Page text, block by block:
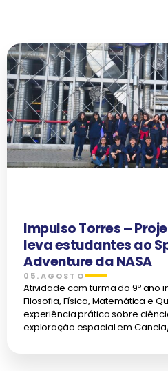
Impulso Torres –
leva estudantes ao
Adventure da NASA
05.AGOSTO
Atividade com turma do 9º ano
Filosofia, Física, Matemática e
experiência prática sobre
exploração espacial em